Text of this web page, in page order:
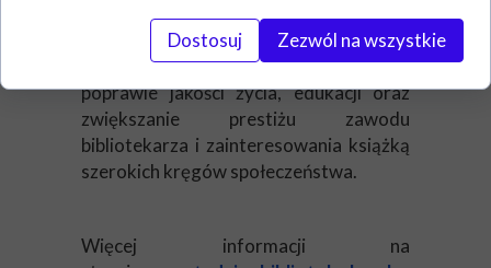
Tydzień Bibliotek - program promocji
czytelnictwa i bibliotek. Ma on na celu
podkreślanie roli czytania i bibliotek w
poprawie jakości życia, edukacji oraz
zwiększanie prestiżu zawodu
bibliotekarza i zainteresowania książką
szerokich kręgów społeczeństwa.
Więcej informacji na
Dostosuj Zezwól na wszystkie